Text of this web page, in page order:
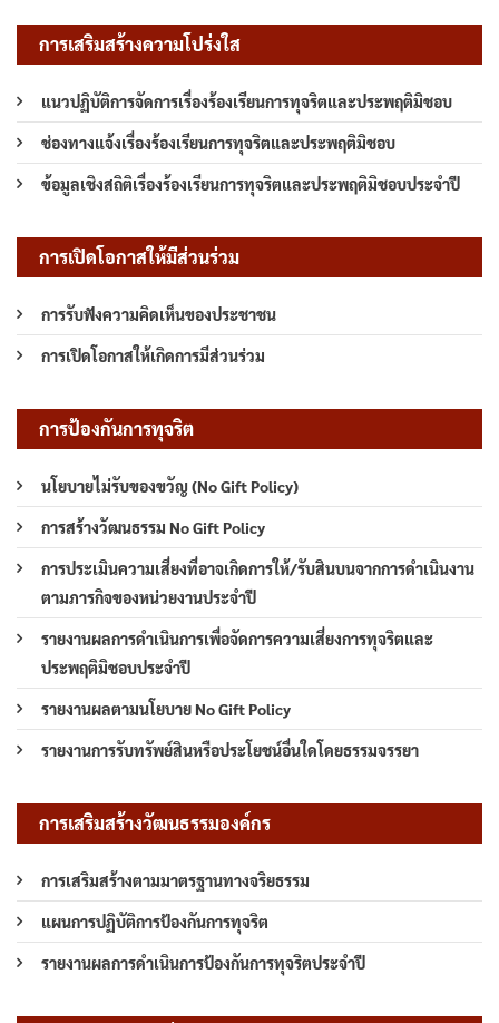
การเสริมสร้างความโปร่งใส
แนวปฏิบัติการจัดการเรื่องร้องเรียนการทุจริตและประพฤติมิชอบ
ช่องทางแจ้งเรื่องร้องเรียนการทุจริตและประพฤติมิชอบ
ข้อมูลเชิงสถิติเรื่องร้องเรียนการทุจริตและประพฤติมิชอบประจำปี
การเปิดโอกาสให้มีส่วนร่วม
การรับฟังความคิดเห็นของประชาชน
การเปิดโอกาสให้เกิดการมีส่วนร่วม
การป้องกันการทุจริต
นโยบายไม่รับของขวัญ (No Gift Policy)
การสร้างวัฒนธรรม No Gift Policy
การประเมินความเสี่ยงที่อาจเกิดการให้/รับสินบนจากการดำเนินงาน
ตามภารกิจของหน่วยงานประจำปี
รายงานผลการดำเนินการเพื่อจัดการความเสี่ยงการทุจริตและ
ประพฤติมิชอบประจำปี
รายงานผลตามนโยบาย No Gift Policy
รายงานการรับทรัพย์สินหรือประโยชน์อื่นใดโดยธรรมจรรยา
การเสริมสร้างวัฒนธรรมองค์กร
การเสริมสร้างตามมาตรฐานทางจริยธรรม
แผนการปฏิบัติการป้องกันการทุจริต
รายงานผลการดำเนินการป้องกันการทุจริตประจำปี